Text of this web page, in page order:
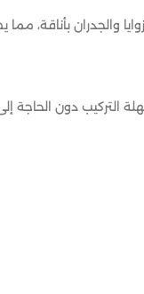
والجدران
التركيب دون